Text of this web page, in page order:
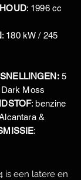
: 1996 cc
: 180 kW / 245
5
Dark Moss
: benzine
&
:
is een latere en